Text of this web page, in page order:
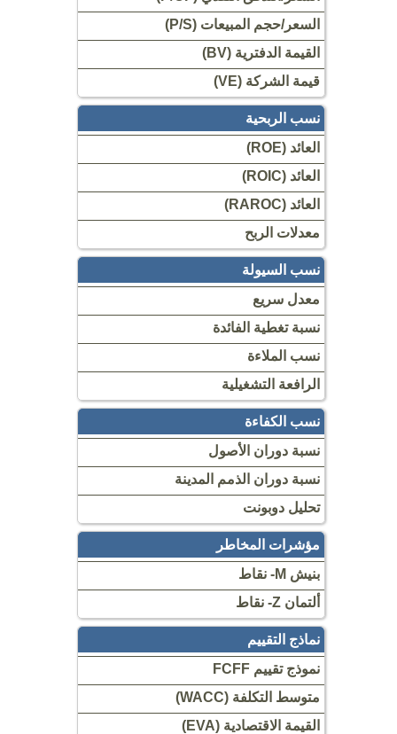
السعر/حجم المبيعات (P/S)
القيمة الدفترية (BV)
قيمة الشركة (VE)
نسب الربحية
العائد (ROE)
العائد (ROIC)
العائد (RAROC)
معدلات الربح
نسب السيولة
معدل سريع
نسبة تغطية الفائدة
نسب الملاءة
الرافعة التشغيلية
نسب الكفاءة
نسبة دوران الأصول
نسبة دوران الذمم المدينة
تحليل دوبونت
مؤشرات المخاطر
بنيش M- نقاط
ألتمان Z- نقاط
نماذج التقييم
نموذج تقييم FCFF
متوسط ​​التكلفة (WACC)
القيمة الاقتصادية (EVA)